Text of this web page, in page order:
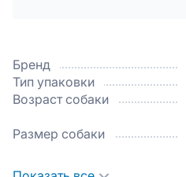
Бренд
Тип упаковки
Возраст собаки
Размер собаки